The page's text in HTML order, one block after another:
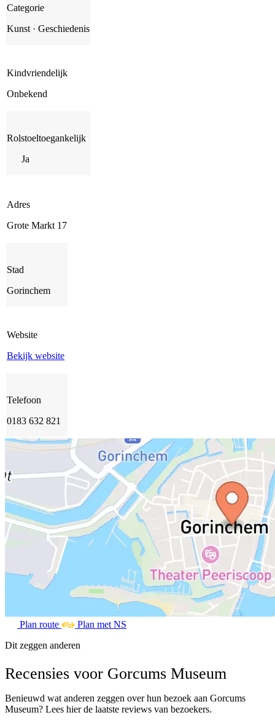
Categorie
Kunst · Geschiedenis
Kindvriendelijk
Onbekend
Rolstoeltoegankelijk
Ja
Adres
Grote Markt 17
Stad
Gorinchem
Website
Bekijk website
Telefoon
0183 632 821
Plan route
Plan met NS
Dit zeggen anderen
Recensies voor Gorcums Museum
Benieuwd wat anderen zeggen over hun bezoek aan Gorcums
Museum? Lees hier de laatste reviews van bezoekers.